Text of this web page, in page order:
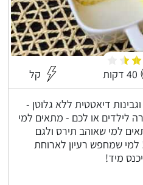
40 דקות קל
דיאטטית ללא גלוטן -
לילדים או לכם - מתאים למי
למי שאוהב תירס ולגם
למי שמחפש רעיון לארוחת
מיד!